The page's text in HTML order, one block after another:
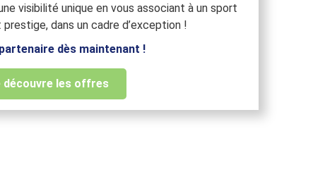
visibilité unique en vous associant à un sport
dans un cadre d’exception !
dès maintenant !
découvre les offres